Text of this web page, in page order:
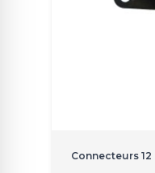
Connecteurs 12